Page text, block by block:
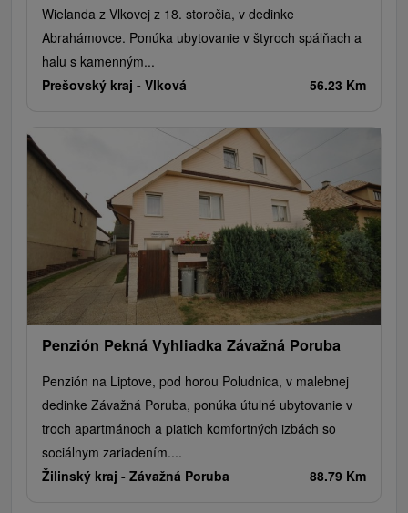
Wielanda z Vlkovej z 18. storočia, v dedinke
Abrahámovce. Ponúka ubytovanie v štyroch spálňach a
halu s kamenným...
Prešovský kraj - Vlková 56.23 Km
Penzión Pekná Vyhliadka Závažná Poruba
Penzión na Liptove, pod horou Poludnica, v malebnej
dedinke Závažná Poruba, ponúka útulné ubytovanie v
troch apartmánoch a piatich komfortných izbách so
sociálnym zariadením....
Žilinský kraj - Závažná Poruba 88.79 Km